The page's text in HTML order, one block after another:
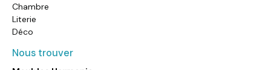
Chambre
Literie
Déco
Nous trouver